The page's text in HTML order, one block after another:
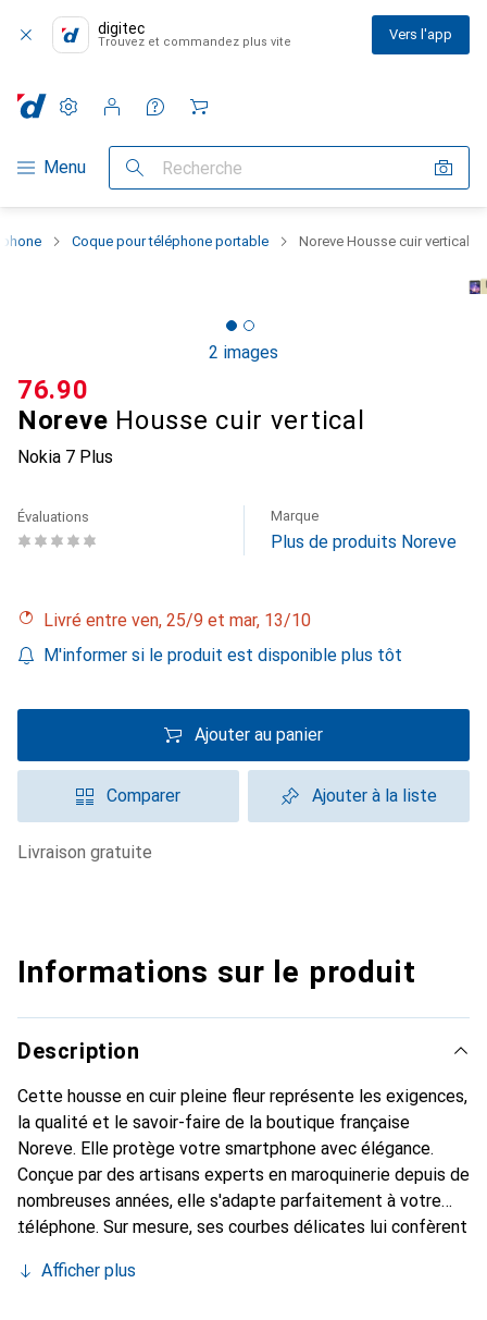
digitec
Trouvez et commandez plus vite Vers l'app
Navigation par catégorie
Menu Recherche
Paramètres
Compte client
Listes de comparaison
Listes d'envies
Panier
Coque pour téléphone portable Noreve Housse cuir vertical
2 images
Noreve Housse cuir vertical
Nokia 7 Plus
CHF
76.90
Évaluations Marque
Plus de produits Noreve
Livré entre ven, 25/9 et mar, 13/10
M'informer si le produit est disponible plus tôt
Ajouter au panier
Comparer Ajouter à la liste
livraison gratuite
Informations sur le produit
Description
Cette housse en cuir pleine fleur représente les exigences,
la qualité et le savoir-faire de la boutique française
Noreve. Elle protège votre smartphone avec élégance.
Conçue par des artisans experts en maroquinerie depuis de
nombreuses années, elle s'adapte parfaitement à votre
téléphone. Sur mesure, ses courbes délicates lui confèrent
et indispensable de votre smartphone. Reconnu
Afficher plus